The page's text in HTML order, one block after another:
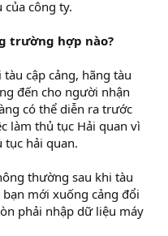
công ty.
trường hợp nào?
cập cảng, hãng tàu
đến cho người nhận
có thể diễn ra trước
làm thủ tục Hải quan vì
tục hải quan.
thường sau khi tàu
mới xuống cảng đổi
phải nhập dữ liệu máy